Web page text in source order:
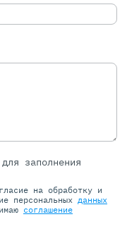
заполнения
на обработку и
персональных данных
соглашение